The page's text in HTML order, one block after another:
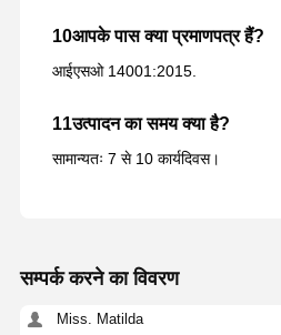
10आपके पास क्या प्रमाणपत्र हैं?
आईएसओ 14001:2015.
11उत्पादन का समय क्या है?
सामान्यतः 7 से 10 कार्यदिवस।
सम्पर्क करने का विवरण
Miss. Matilda